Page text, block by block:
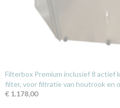
Filterbox Premium inclusief 8 actief
filter, voor filtratie van houtrook en
€ 1.178,00